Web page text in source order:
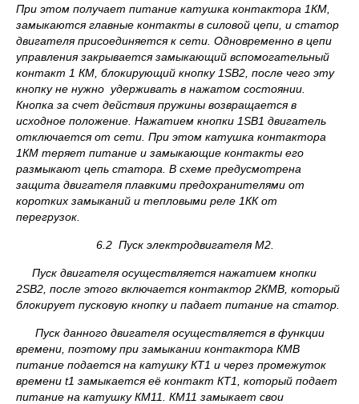
При этом получает питание катушка контактора 1КМ,
замыкаются главные контакты в силовой цепи, и статор
двигателя присоединяется к сети. Одновременно в цепи
управления закрывается замыкающий вспомогательный
контакт 1 КМ, блокирующий кнопку 1SB2, после чего эту
кнопку не нужно удерживать в нажатом состоянии.
Кнопка за счет действия пружины возвращается в
исходное положение. Нажатием кнопки 1SВ1 двигатель
отключается от сети. При этом катушка контактора
1КМ теряет питание и замыкающие контакты его
размыкают цепь статора. В схеме предусмотрена
защита двигателя плавкими предохранителями от
коротких замыканий и тепловыми реле 1КК от
перегрузок.
6.2 Пуск электродвигателя М2.
Пуск двигателя осуществляется нажатием кнопки
2SВ2, после этого включается контактор 2КМВ, который
блокирует пусковую кнопку и падает питание на статор.
Пуск данного двигателя осуществляется в функции
времени, поэтому при замыкании контактора КМВ
питание подается на катушку КТ1 и через промежуток
времени t1 замыкается её контакт КТ1, который подает
питание на катушку КМ11. КМ11 замыкает свои